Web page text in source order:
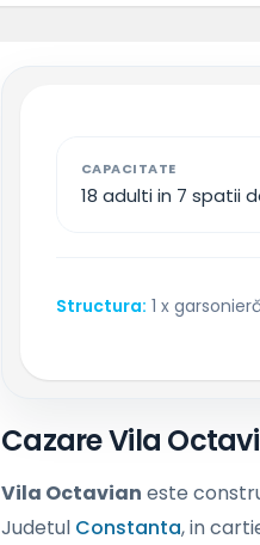
CAPACITATE
18 adulti in 7 spatii
Structura: 1 x
Cazare Vila
Vila Octavian este
Judetul Constanta, in